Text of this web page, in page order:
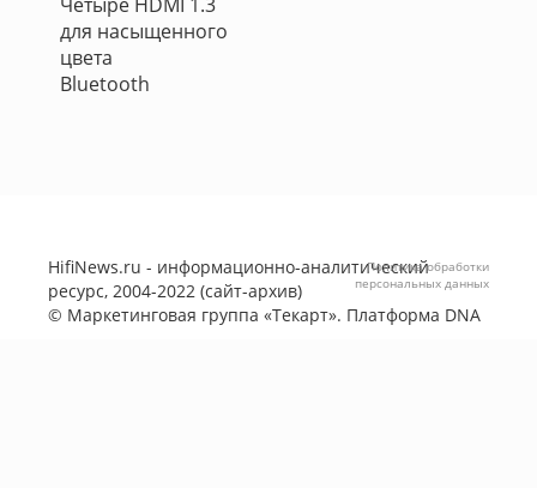
для насыщенного
цвета
Bluetooth
HifiNews.ru - информационно-аналитический
ресурс, 2004-2022 (сайт-архив)
© Маркетинговая группа «Текарт». Платформа DNA
Политика обработки
персональных данных